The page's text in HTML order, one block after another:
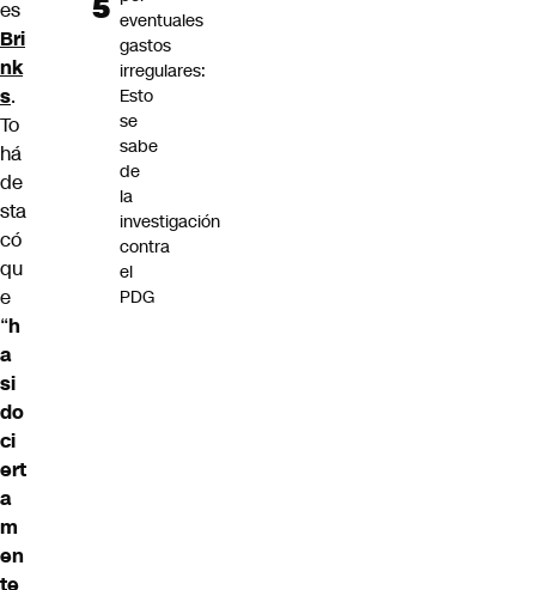
es
Bri
nk
s.
To
há
de
sta
có
qu
e
“h
a
si
do
ci
ert
a
m
en
te
eventuales
gastos
irregulares:
Esto
se
sabe
de
la
investigación
contra
el
PDG